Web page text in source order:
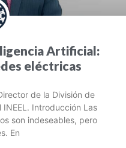
Artificial:
eléctricas
de la División de
Introducción Las
son indeseables, pero
En